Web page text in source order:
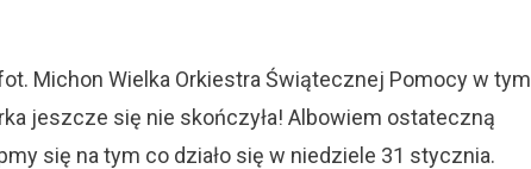
Świątecznej
–
Podsumowanie
Michon Wielka Orkiestra Świątecznej Pomocy w tym
jeszcze się nie skończyła! Albowiem ostateczną
się na tym co działo się w niedziele 31 stycznia.